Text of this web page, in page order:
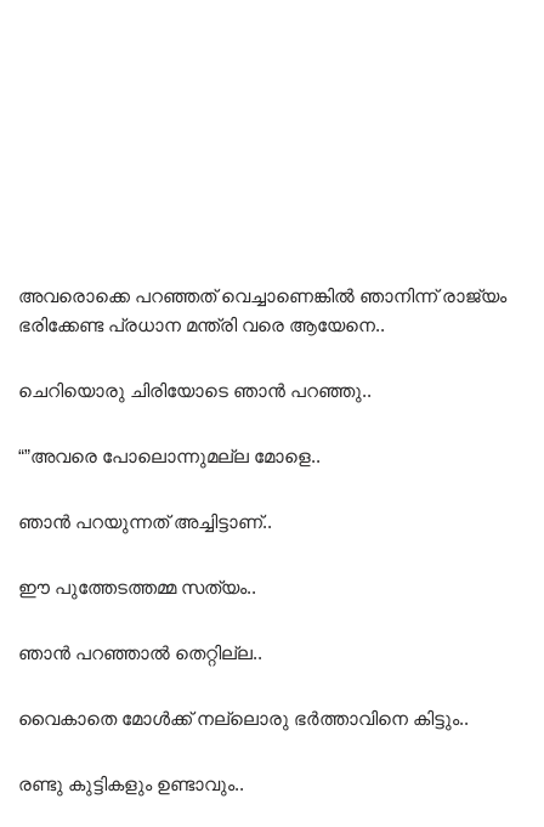
അവരൊക്കെ പറഞ്ഞത് വെച്ചാണെങ്കിൽ ഞാനിന്ന് രാജ്യം
ഭരിക്കേണ്ട പ്രധാന മന്ത്രി വരെ ആയേനെ..
ചെറിയൊരു ചിരിയോടെ ഞാൻ പറഞ്ഞു..
“”അവരെ പോലൊന്നുമല്ല മോളെ..
ഞാൻ പറയുന്നത് അച്ചിട്ടാണ്..
ഈ പുത്തേടത്തമ്മ സത്യം..
ഞാൻ പറഞ്ഞാൽ തെറ്റില്ല..
വൈകാതെ മോൾക്ക് നല്ലൊരു ഭർത്താവിനെ കിട്ടും..
രണ്ടു കുട്ടികളും ഉണ്ടാവും..